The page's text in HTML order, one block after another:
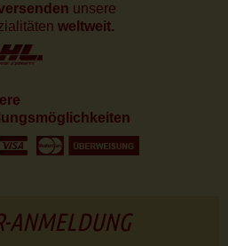
unsere
weltweit.
ANMELDUNG